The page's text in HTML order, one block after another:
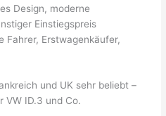
Design, moderne
Einstiegspreis
Fahrer, Erstwagenkäufer,
und UK sehr beliebt –
VW ID.3 und Co.